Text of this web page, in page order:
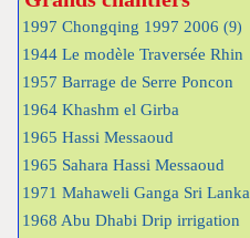
1997 Chongqing 1997 2006 (9)
1944 Le modèle Traversée Rhin
1957 Barrage de Serre Poncon
1964 Khashm el Girba
1965 Hassi Messaoud
1965 Sahara Hassi Messaoud
1971 Mahaweli Ganga Sri Lanka
1968 Abu Dhabi Drip irrigation